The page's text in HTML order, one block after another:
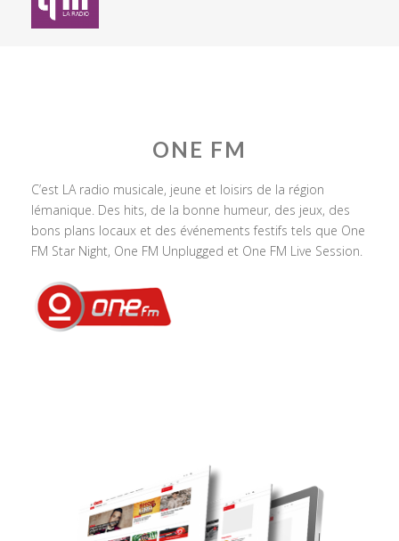
ONE FM
C’est LA radio musicale, jeune et loisirs de la région
lémanique. Des hits, de la bonne humeur, des jeux, des
bons plans locaux et des événements festifs tels que One
FM Star Night, One FM Unplugged et One FM Live Session.